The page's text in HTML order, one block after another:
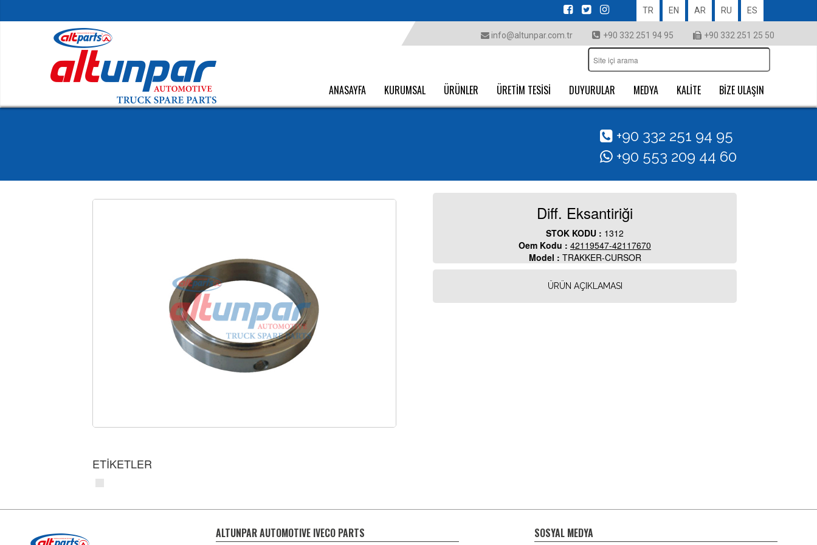
TR EN AR RU ES
info@altunpar.com.tr +90 332 251 94 95 +90 332 251 25 50
ANASAYFA KURUMSAL ÜRÜNLER ÜRETİM TESİSİ DUYURULAR MEDYA KALİTE BİZE ULAŞIN
+90 332 251 94 95
+90 553 209 44 60
Diff. Eksantiriği
STOK KODU : 1312
Oem Kodu : 42119547-42117670
Model : TRAKKER-CURSOR
ÜRÜN AÇIKLAMASI
ETİKETLER
ALTUNPAR AUTOMOTIVE IVECO PARTS SOSYAL MEDYA